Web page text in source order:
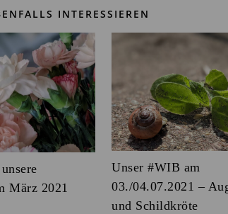
INTERESSIEREN
März 2021
Unser #WIB am
03./04.07.2021 –
und Schildkröte